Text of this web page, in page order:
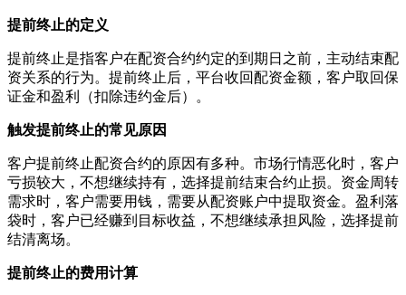
提前终止的定义
提前终止是指客户在配资合约约定的到期日之前，主动结束配
资关系的行为。提前终止后，平台收回配资金额，客户取回保
证金和盈利（扣除违约金后）。
触发提前终止的常见原因
客户提前终止配资合约的原因有多种。市场行情恶化时，客户
亏损较大，不想继续持有，选择提前结束合约止损。资金周转
需求时，客户需要用钱，需要从配资账户中提取资金。盈利落
袋时，客户已经赚到目标收益，不想继续承担风险，选择提前
结清离场。
提前终止的费用计算